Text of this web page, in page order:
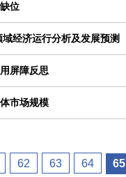
位
经济运行分析及发展预测
屏障反思
市场规模
62 63 64 65